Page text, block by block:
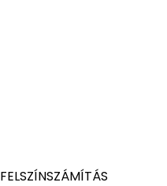
FELSZÍNSZÁMÍTÁS